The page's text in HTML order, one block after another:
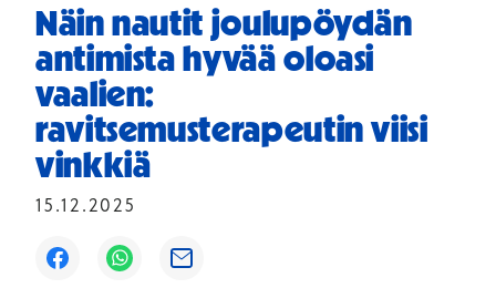
Näin nautit joulupöydän
antimista hyvää oloasi
vaalien:
ravitsemusterapeutin viisi
vinkkiä
15.12.2025
Avautuu uuteen ikkunaan
Avautuu uuteen ikkunaan
Avautuu uuteen ikkunaan